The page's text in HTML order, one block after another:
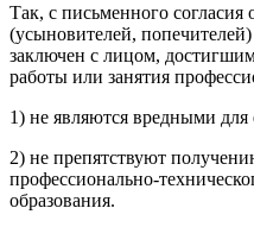
Так, с письменного согласия
(усыновителей,
заключен с лицом,
работы или занятия
1) не являются вредными для
2) не препятствуют
профессионально-
образования.